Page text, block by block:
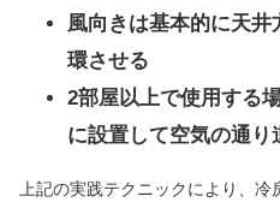
風向きは基本的に天
環させる
2部屋以上で使用する
に設置して空気の通り
上記の実践テクニックにより、冷